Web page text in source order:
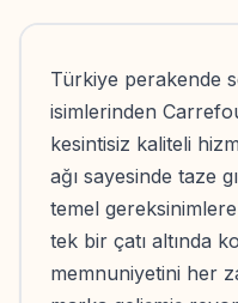
Türkiye perakende
isimlerinden
kesintisiz kaliteli
ağı sayesinde taze
temel
tek bir çatı altında
memnuniyetini her